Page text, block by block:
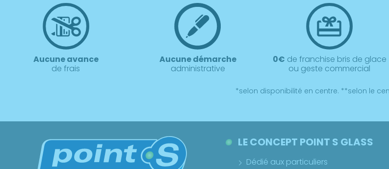
Aucune avance
de frais
Aucune démarche
administrative
0€ de franchise bris de glace
ou geste commercial
*selon disponibilité en centre. **selon le
LE CONCEPT POINT S GLASS
Dédié aux particuliers